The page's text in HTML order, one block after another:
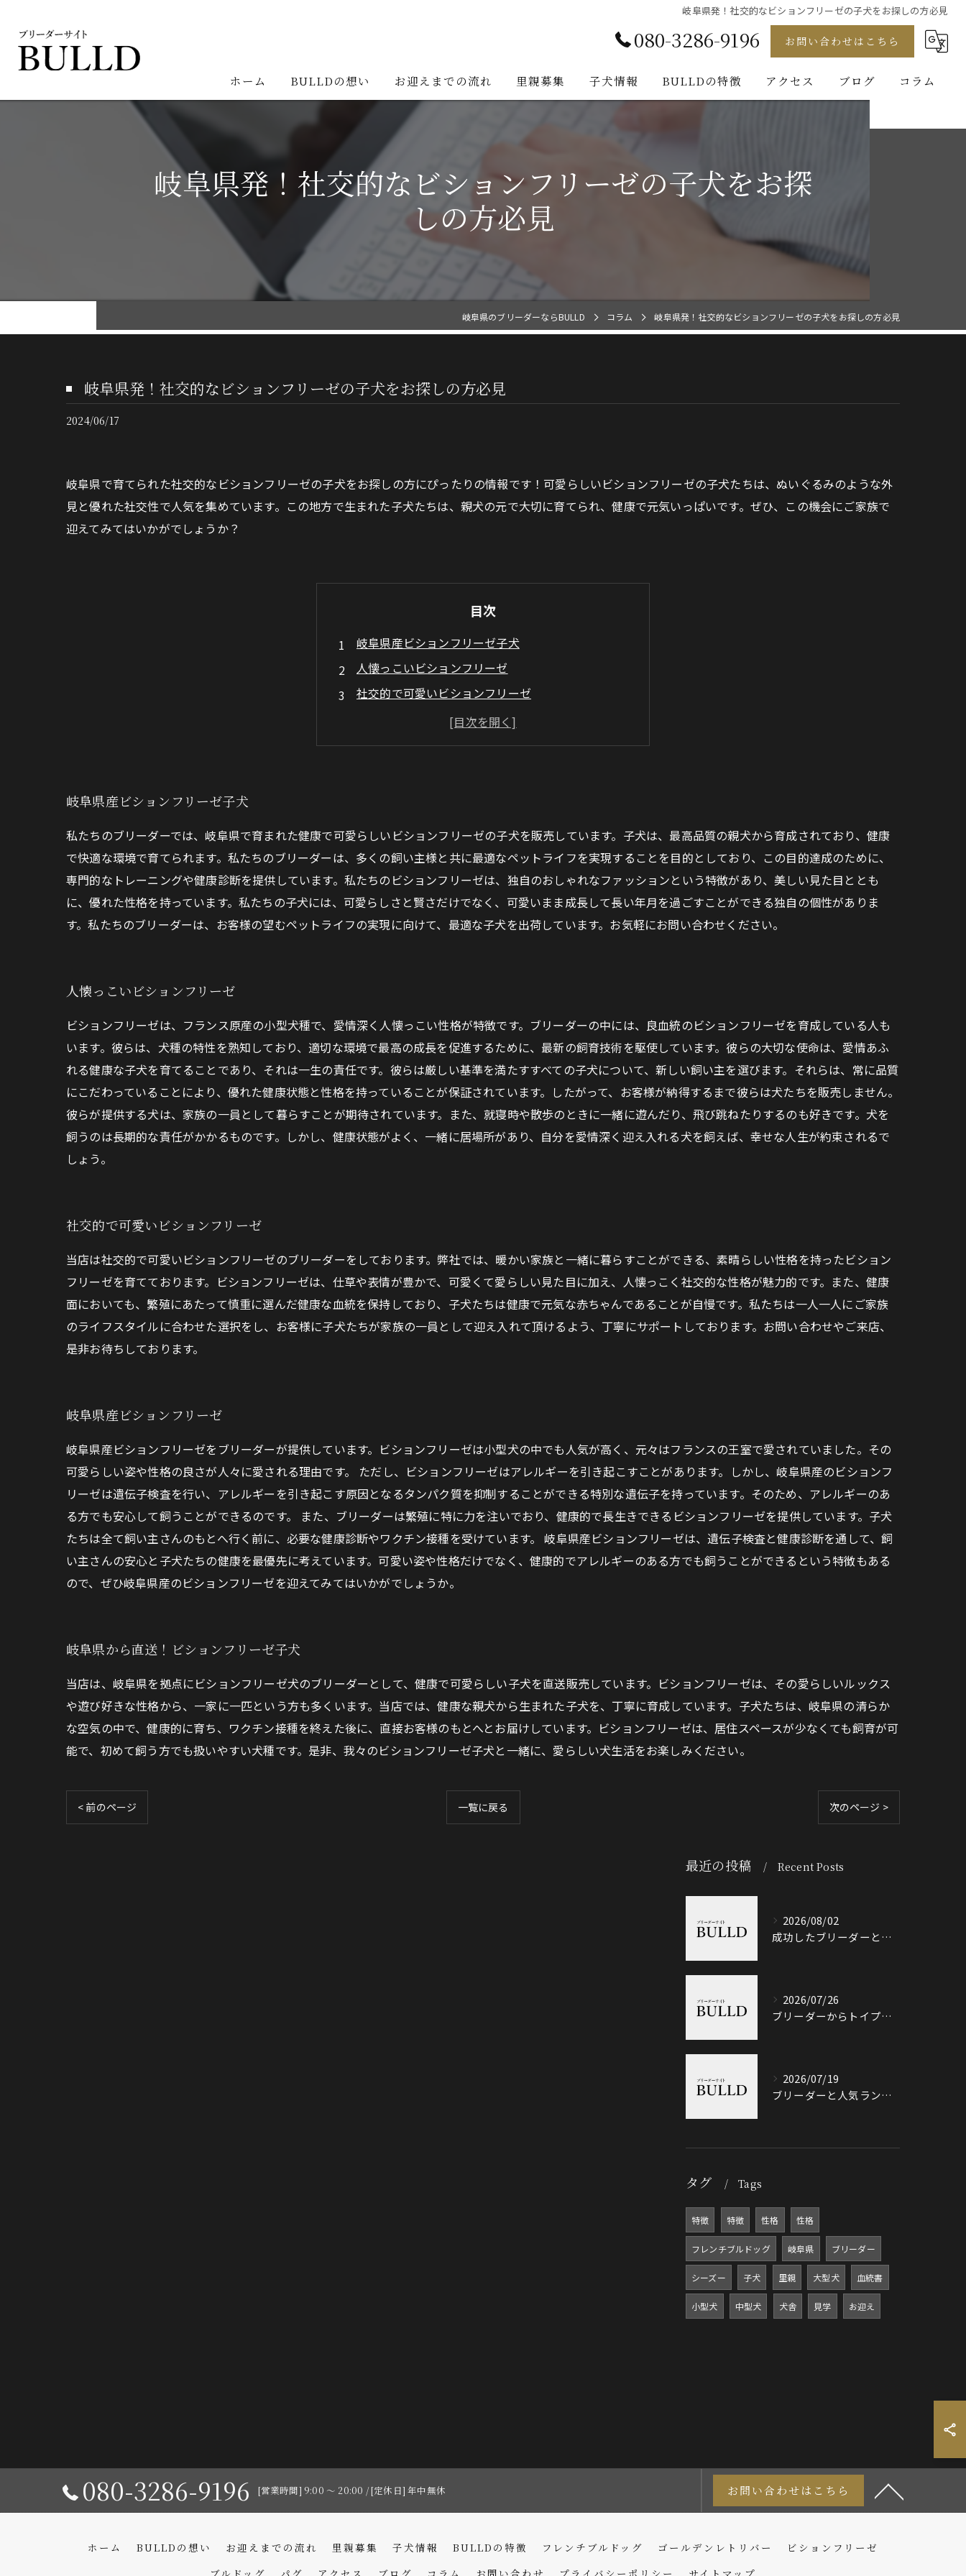
岐阜県発！社交的なビションフリーゼの子犬をお探しの方必見
080-3286-9196 お問い合わせはこちら
ホーム BULLDの想い お迎えまでの流れ 里親募集 子犬情報 BULLDの特徴
ビションフリーゼ
アクセス ブログ コラム
岐阜県発！社交的なビションフリーゼの子犬をお探
しの方必見
岐阜県のブリーダーならBULLD コラム 岐阜県発！社交的なビションフリーゼの子犬をお探しの方必見
岐阜県発！社交的なビションフリーゼの子犬をお探しの方必見
2024/06/17
岐阜県で育てられた社交的なビションフリーゼの子犬をお探しの方にぴったりの情報です！可愛らしいビションフリーゼの子犬たちは、ぬいぐるみのような外
見と優れた社交性で人気を集めています。この地方で生まれた子犬たちは、親犬の元で大切に育てられ、健康で元気いっぱいです。ぜひ、この機会にご家族で
迎えてみてはいかがでしょうか？
目次
岐阜県産ビションフリーゼ子犬
人懐っこいビションフリーゼ
社交的で可愛いビションフリーゼ
岐阜県産ビションフリーゼ
岐阜県から直送！ビションフリーゼ子犬
岐阜県産ビションフリーゼ子犬
私たちのブリーダーでは、岐阜県で育まれた健康で可愛らしいビションフリーゼの子犬を販売しています。子犬は、最高品質の親犬から育成されており、健康
で快適な環境で育てられます。私たちのブリーダーは、多くの飼い主様と共に最適なペットライフを実現することを目的としており、この目的達成のために、
専門的なトレーニングや健康診断を提供しています。私たちのビションフリーゼは、独自のおしゃれなファッションという特徴があり、美しい見た目ととも
に、優れた性格を持っています。私たちの子犬には、可愛らしさと賢さだけでなく、可愛いまま成長して長い年月を過ごすことができる独自の個性がありま
す。私たちのブリーダーは、お客様の望むペットライフの実現に向けて、最適な子犬を出荷しています。お気軽にお問い合わせください。
人懐っこいビションフリーゼ
ビションフリーゼは、フランス原産の小型犬種で、愛情深く人懐っこい性格が特徴です。ブリーダーの中には、良血統のビションフリーゼを育成している人も
います。彼らは、犬種の特性を熟知しており、適切な環境で最高の成長を促進するために、最新の飼育技術を駆使しています。彼らの大切な使命は、愛情あふ
れる健康な子犬を育てることであり、それは一生の責任です。彼らは厳しい基準を満たすすべての子犬について、新しい飼い主を選びます。それらは、常に品質
にこだわっていることにより、優れた健康状態と性格を持っていることが保証されています。したがって、お客様が納得するまで彼らは犬たちを販売しません。
彼らが提供する犬は、家族の一員として暮らすことが期待されています。また、就寝時や散歩のときに一緒に遊んだり、飛び跳ねたりするのも好きです。犬を
飼うのは長期的な責任がかかるものです。しかし、健康状態がよく、一緒に居場所があり、自分を愛情深く迎え入れる犬を飼えば、幸せな人生が約束されるで
しょう。
社交的で可愛いビションフリーゼ
当店は社交的で可愛いビションフリーゼのブリーダーをしております。弊社では、暖かい家族と一緒に暮らすことができる、素晴らしい性格を持ったビション
フリーゼを育てております。ビションフリーゼは、仕草や表情が豊かで、可愛くて愛らしい見た目に加え、人懐っこく社交的な性格が魅力的です。また、健康
面においても、繁殖にあたって慎重に選んだ健康な血統を保持しており、子犬たちは健康で元気な赤ちゃんであることが自慢です。私たちは一人一人にご家族
のライフスタイルに合わせた選択をし、お客様に子犬たちが家族の一員として迎え入れて頂けるよう、丁寧にサポートしております。お問い合わせやご来店、
是非お待ちしております。
岐阜県産ビションフリーゼ
岐阜県産ビションフリーゼをブリーダーが提供しています。ビションフリーゼは小型犬の中でも人気が高く、元々はフランスの王室で愛されていました。その
可愛らしい姿や性格の良さが人々に愛される理由です。 ただし、ビションフリーゼはアレルギーを引き起こすことがあります。しかし、岐阜県産のビションフ
リーゼは遺伝子検査を行い、アレルギーを引き起こす原因となるタンパク質を抑制することができる特別な遺伝子を持っています。そのため、アレルギーのあ
る方でも安心して飼うことができるのです。 また、ブリーダーは繁殖に特に力を注いでおり、健康的で長生きできるビションフリーゼを提供しています。子犬
たちは全て飼い主さんのもとへ行く前に、必要な健康診断やワクチン接種を受けています。 岐阜県産ビションフリーゼは、遺伝子検査と健康診断を通して、飼
い主さんの安心と子犬たちの健康を最優先に考えています。可愛い姿や性格だけでなく、健康的でアレルギーのある方でも飼うことができるという特徴もある
ので、ぜひ岐阜県産のビションフリーゼを迎えてみてはいかがでしょうか。
岐阜県から直送！ビションフリーゼ子犬
当店は、岐阜県を拠点にビションフリーゼ犬のブリーダーとして、健康で可愛らしい子犬を直送販売しています。ビションフリーゼは、その愛らしいルックス
や遊び好きな性格から、一家に一匹という方も多くいます。当店では、健康な親犬から生まれた子犬を、丁寧に育成しています。子犬たちは、岐阜県の清らか
な空気の中で、健康的に育ち、ワクチン接種を終えた後に、直接お客様のもとへとお届けしています。ビションフリーゼは、居住スペースが少なくても飼育が可
能で、初めて飼う方でも扱いやすい犬種です。是非、我々のビションフリーゼ子犬と一緒に、愛らしい犬生活をお楽しみください。
< 前のページ 一覧に戻る 次のページ >
最近の投稿 Recent Posts
2026/08/02
成功したブリーダーと岐阜県加茂郡八百津町で信頼できる出会い方徹底ガイド
2026/07/26
ブリーダーからトイプードルを迎える前に知っておきたい選び方と価格相場のポイント
2026/07/19
ブリーダーと人気ランキングで土岐市の選び方や信頼性を徹底解説
タグ Tags
特徴 特徴 性格 性格
フレンチブルドッグ 岐阜県 ブリーダー
シーズー 子犬 里親 大型犬 血統書
小型犬 中型犬 犬舎 見学 お迎え
080-3286-9196 [営業時間] 9:00 〜 20:00 / [定休日] 年中無休 お問い合わせはこちら
ホーム BULLDの想い お迎えまでの流れ 里親募集 子犬情報 BULLDの特徴 フレンチブルドッグ ゴールデンレトリバー
ビションフリーゼ
ブルドッグ
パグ アクセス ブログ コラム お問い合わせ プライバシーポリシー サイトマップ